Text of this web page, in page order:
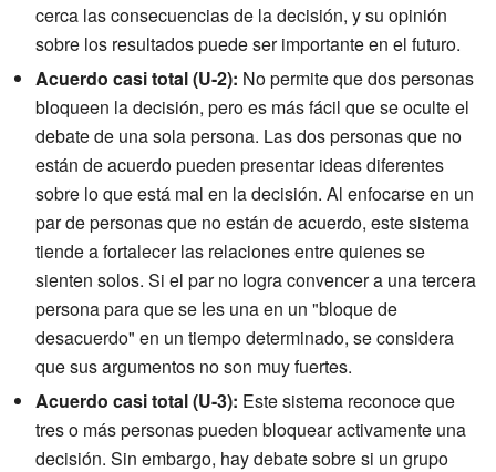
cerca las consecuencias de la decisión, y su opinión
sobre los resultados puede ser importante en el futuro.
Acuerdo casi total (U-2): No permite que dos personas
bloqueen la decisión, pero es más fácil que se oculte el
debate de una sola persona. Las dos personas que no
están de acuerdo pueden presentar ideas diferentes
sobre lo que está mal en la decisión. Al enfocarse en un
par de personas que no están de acuerdo, este sistema
tiende a fortalecer las relaciones entre quienes se
sienten solos. Si el par no logra convencer a una tercera
persona para que se les una en un "bloque de
desacuerdo" en un tiempo determinado, se considera
que sus argumentos no son muy fuertes.
Acuerdo casi total (U-3): Este sistema reconoce que
tres o más personas pueden bloquear activamente una
decisión. Sin embargo, hay debate sobre si un grupo